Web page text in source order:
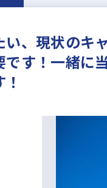
い、現状の
です！一緒に